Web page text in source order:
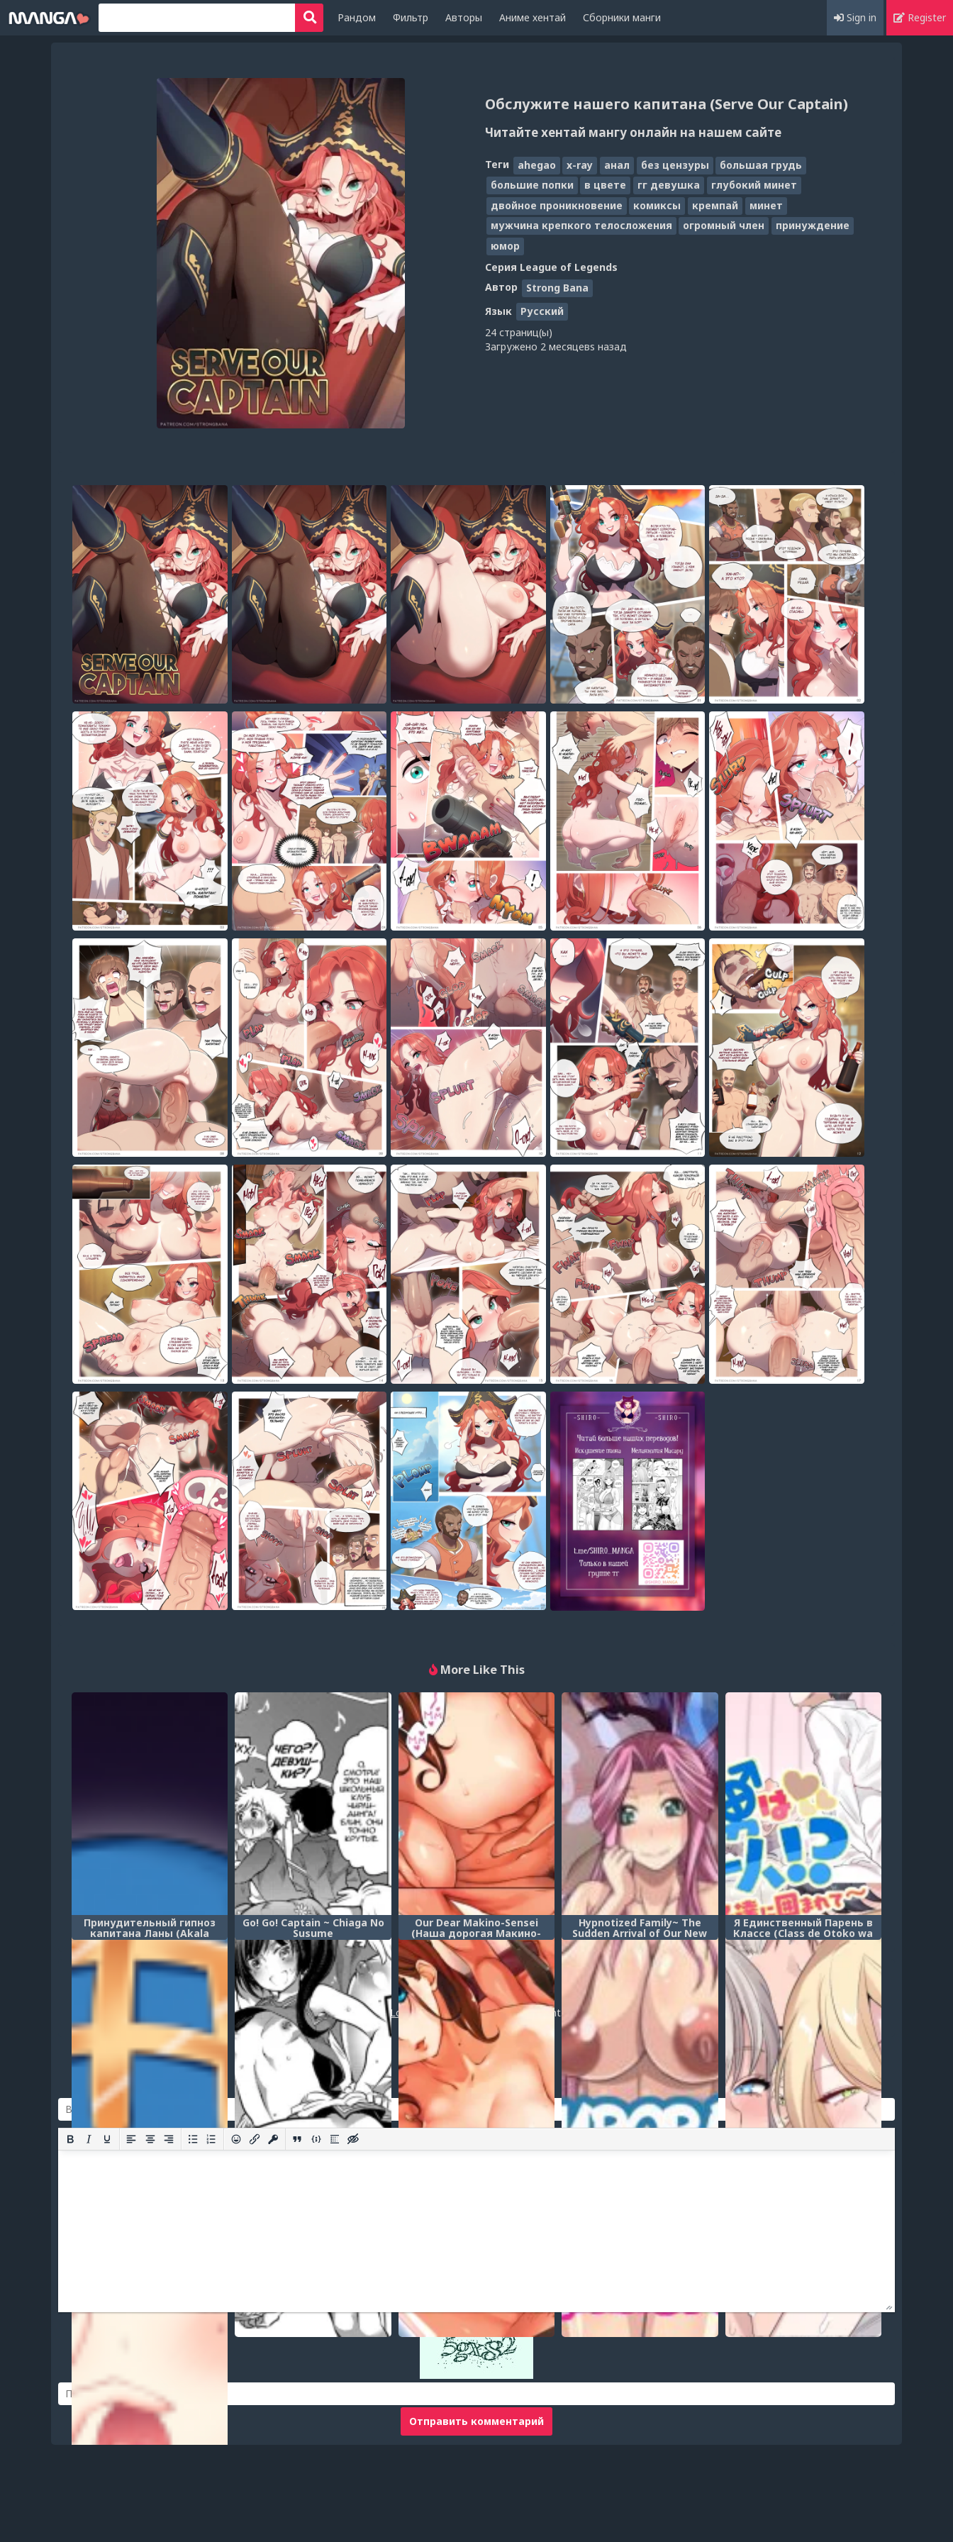
Рандом Фильтр Авторы Аниме хентай Сборники манги Sign in Register
Обслужите нашего капитана (Serve Our Captain)
Читайте хентай мангу онлайн на нашем сайте
Теги ahegao x-ray анал без цензуры
большая грудь
большие попки
в цвете гг девушка
глубокий минет
двойное проникновение
комиксы кремпай
минет
мужчина крепкого телосложения
огромный член
принуждение
юмор
Серия League of Legends
Автор
Strong Bana
Язык
Русский
24 страниц(ы)
Загружено 2 месяцевs назад
More Like This
Принудительный гипноз
капитана Ланы (Akala
Captain Suiren Kyousei
Saimintou Meguri)
Go! Go! Captain ~ Chiaga No
Susume
Our Dear Makino-Sensei
(Наша дорогая Макино-
сенсей)
Hypnotized Family~ The
Sudden Arrival of Our New
Baby (Загипнотизированная
семья~ Внезапное
появление нашего
новорождённого ребёнка)
Я Единственный Парень в
Классе (Class de Otoko wa
Boku Hitori!? ~Kawaii Anoko-
tachi ni Kakomarete~)
Post a comment
Loginorregister to post a comment.
Добавить комментарий
Оставить комментарий
Отправить комментарий